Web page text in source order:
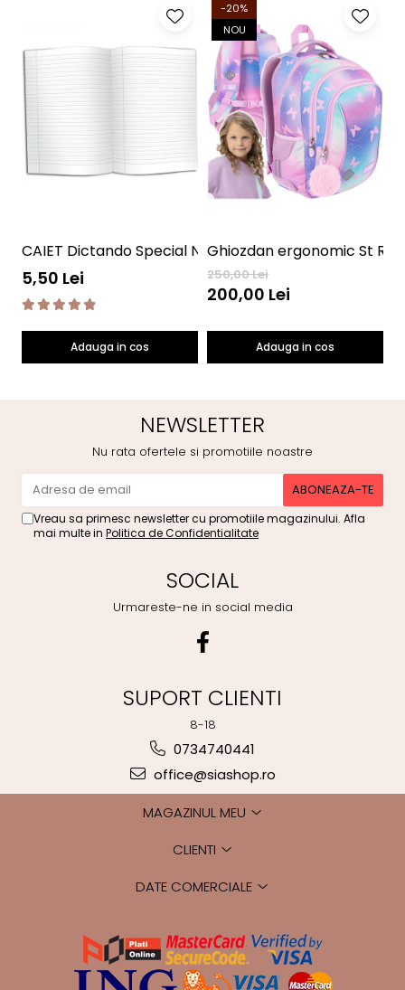
CAIET Dictando Special NumLit CD
5,50 Lei
Adauga in cos
-20%
NOU
Ghiozdan ergonomic St
250,00 Lei
200,00 Lei
Adauga in cos
NEWSLETTER
Nu rata ofertele si promotiile noastre
Vreau sa primesc newsletter cu promotiile magazinului. Afla
mai multe in Politica de Confidentialitate
SOCIAL
Urmareste-ne in social media
SUPORT CLIENTI
8-18
0734740441
office@siashop.ro
MAGAZINUL MEU
CLIENTI
DATE COMERCIALE